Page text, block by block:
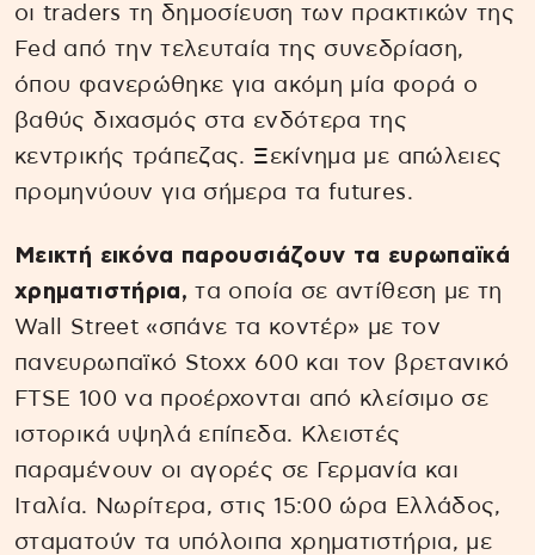
οι traders τη δημοσίευση των πρακτικών της
Fed από την τελευταία της συνεδρίαση,
όπου φανερώθηκε για ακόμη μία φορά ο
βαθύς διχασμός στα ενδότερα της
κεντρικής τράπεζας. Ξεκίνημα με απώλειες
προμηνύουν για σήμερα τα futures.
Μεικτή εικόνα παρουσιάζουν τα ευρωπαϊκά
χρηματιστήρια, τα οποία σε αντίθεση με τη
Wall Street «σπάνε τα κοντέρ» με τον
πανευρωπαϊκό Stoxx 600 και τον βρετανικό
FTSE 100 να προέρχονται από κλείσιμο σε
ιστορικά υψηλά επίπεδα. Κλειστές
παραμένουν οι αγορές σε Γερμανία και
Ιταλία. Νωρίτερα, στις 15:00 ώρα Ελλάδος,
σταματούν τα υπόλοιπα χρηματιστήρια, με